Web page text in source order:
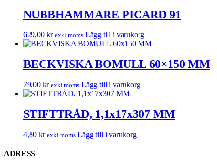
NUBBHAMMARE PICARD 91
629,00 kr exkl.moms Lägg till i varukorg
BECKVISKA BOMULL 60×150 MM
79,00 kr exkl.moms Lägg till i varukorg
STIFTTRÅD, 1,1x17x307 MM
4,80 kr exkl.moms Lägg till i varukorg
ADRESS